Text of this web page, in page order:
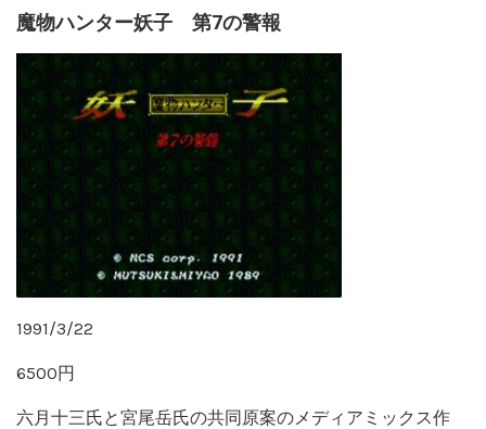
魔物ハンター妖子 第7の警報
1991/3/22
6500円
六月十三氏と宮尾岳氏の共同原案のメディアミックス作